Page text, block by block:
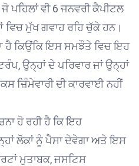
ਪਹਿਲਾਂ ਵੀ 6 ਜਨਵਰੀ ਕੈਪੀਟਲ
ਮੁੱਖ ਗਵਾਹ ਰਹਿ ਚੁੱਕੇ ਹਨ।
ਹੈ ਕਿਉਂਕਿ ਇਸ ਸਮਝੌਤੇ ਵਿਚ ਇਹ
ਉਨ੍ਹਾਂ ਦੇ ਪਰਿਵਾਰ ਜਾਂ ਉਨ੍ਹਾਂ
ਜ਼ਿੰਮੇਵਾਰੀ ਦੀ ਕਾਰਵਾਈ ਨਹੀਂ
ਹੋ ਰਹੀ ਹੈ ਕਿ ਇਹ
ਲੋਕਾਂ ਨੂੰ ਪੈਸਾ ਦੇਵੇਗਾ ਅਤੇ ਇਸ
ਮੁਤਾਬਕ, ਜਸਟਿਸ